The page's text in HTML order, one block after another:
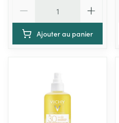
Ajouter au panier